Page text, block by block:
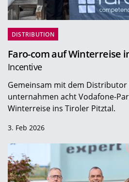
DISTRIBUTION
Faro-com auf Winterreise
Incentive
Gemeinsam mit dem Distributor
unternahmen acht Vodafone-
Winterreise ins Tiroler Pitztal.
3. Feb 2026